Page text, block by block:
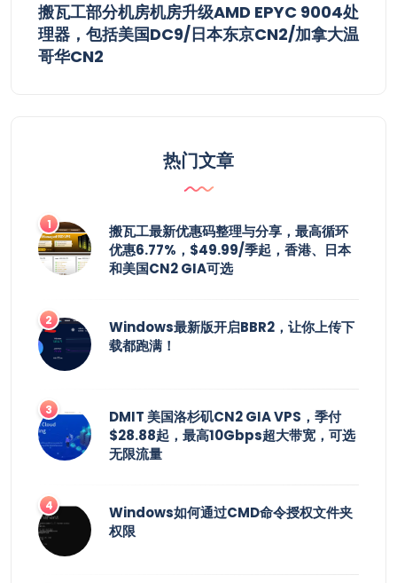
搬瓦工部分机房机房升级AMD EPYC 9004处
理器，包括美国DC9/日本东京CN2/加拿大温
哥华CN2
热门文章
搬瓦工最新优惠码整理与分享，最高循环
优惠6.77%，$49.99/季起，香港、日本
和美国CN2 GIA可选
Windows最新版开启BBR2，让你上传下
载都跑满！
DMIT 美国洛杉矶CN2 GIA VPS，季付
$28.88起，最高10Gbps超大带宽，可选
无限流量
Windows如何通过CMD命令授权文件夹
权限